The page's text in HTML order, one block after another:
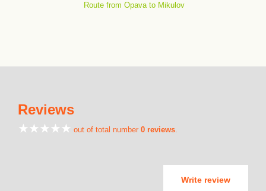
Route from Opava to Mikulov
Reviews
out of total number 0 reviews.
Write review